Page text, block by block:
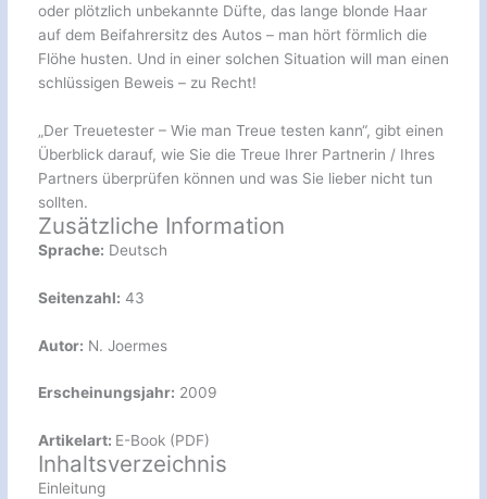
oder plötzlich unbekannte Düfte, das lange blonde Haar
auf dem Beifahrersitz des Autos – man hört förmlich die
Flöhe husten. Und in einer solchen Situation will man einen
schlüssigen Beweis – zu Recht!
„Der Treuetester – Wie man Treue testen kann“, gibt einen
Überblick darauf, wie Sie die Treue Ihrer Partnerin / Ihres
Partners überprüfen können und was Sie lieber nicht tun
sollten.
Zusätzliche Information
Sprache: Deutsch
Seitenzahl: 43
Autor: N. Joermes
Erscheinungsjahr: 2009
Artikelart: E-Book (PDF)
Inhaltsverzeichnis
Einleitung